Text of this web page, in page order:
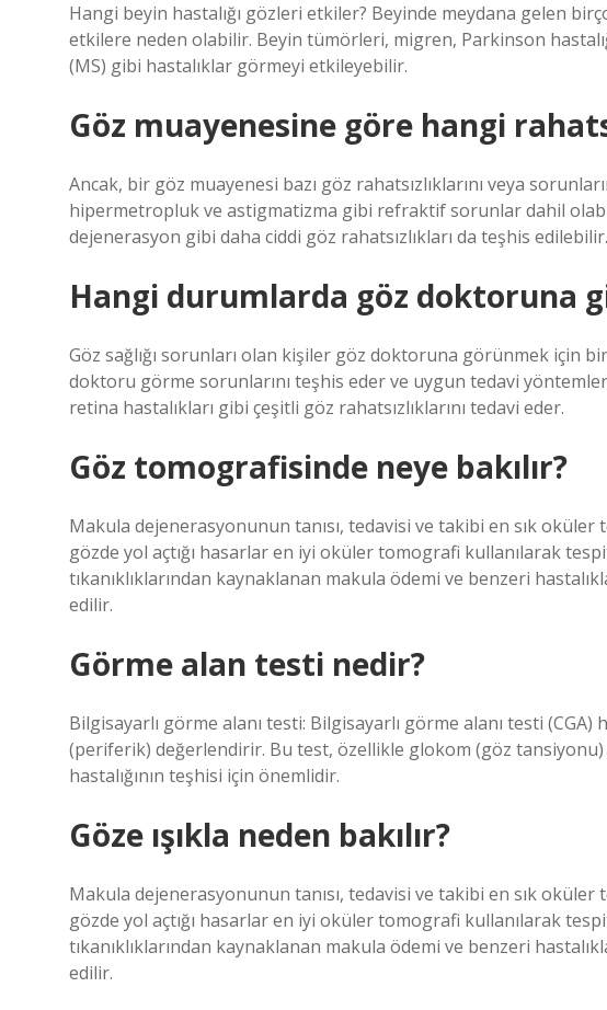
​Hangi beyin hastalığı gözleri etkiler? Beyinde meydana gelen
etkilere neden olabilir. Beyin tümörleri, migren, Parkinson
(MS) gibi hastalıklar görmeyi etkileyebilir.
Göz muayenesine göre hangi
Ancak, bir göz muayenesi bazı göz rahatsızlıklarını veya
hipermetropluk ve astigmatizma gibi refraktif sorunlar dahil
dejenerasyon gibi daha ciddi göz rahatsızlıkları da teşhis edilebilir.
Hangi durumlarda göz doktoruna
Göz sağlığı sorunları olan kişiler göz doktoruna görünmek için
doktoru görme sorunlarını teşhis eder ve uygun tedavi
retina hastalıkları gibi çeşitli göz rahatsızlıklarını tedavi eder.
Göz tomografisinde neye bakılır?
Makula dejenerasyonunun tanısı, tedavisi ve takibi en sık oküler
gözde yol açtığı hasarlar en iyi oküler tomografi kullanılarak
tıkanıklıklarından kaynaklanan makula ödemi ve benzeri
edilir.
Görme alan testi nedir?
Bilgisayarlı görme alanı testi: Bilgisayarlı görme alanı testi
(periferik) değerlendirir. Bu test, özellikle glokom (göz
hastalığının teşhisi için önemlidir.
Göze ışıkla neden bakılır?
Makula dejenerasyonunun tanısı, tedavisi ve takibi en sık oküler
gözde yol açtığı hasarlar en iyi oküler tomografi kullanılarak
tıkanıklıklarından kaynaklanan makula ödemi ve benzeri
edilir.